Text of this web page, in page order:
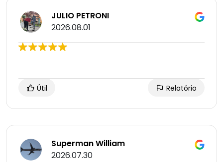
JULIO PETRONI
2026.08.01
Útil Relatório
Superman William
2026.07.30